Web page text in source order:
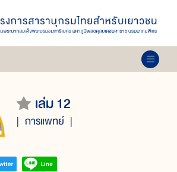
เล่ม 12
การแพทย์